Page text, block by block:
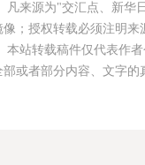
凡来源为"交汇点、新华
；授权转载必须注明
本站转载稿件仅代表作
部或者部分内容、文字